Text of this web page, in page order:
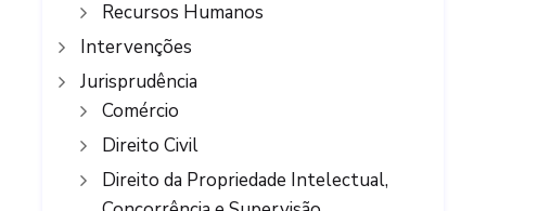
Recursos Humanos
Intervenções
Jurisprudência
Comércio
Direito Civil
Direito da Propriedade Intelectual,